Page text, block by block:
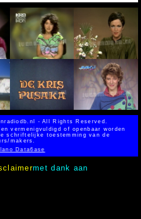
- All Rights Reserved.
vermenigvuldigd of openbaar worden
schriftelijke toestemming van de
makers.
Data6ase
met dank aan